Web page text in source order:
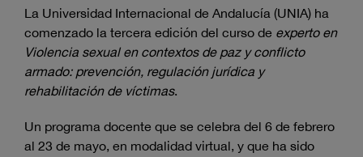
La Universidad Internacional de Andalucía (UNIA) ha
comenzado la tercera edición del curso de experto en
Violencia sexual en contextos de paz y conflicto
armado: prevención, regulación jurídica y
rehabilitación de víctimas.
Un programa docente que se celebra del 6 de febrero
al 23 de mayo, en modalidad virtual, y que ha sido